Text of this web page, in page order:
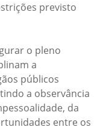
previsto
o pleno
a
públicos
a observância
da
entre os